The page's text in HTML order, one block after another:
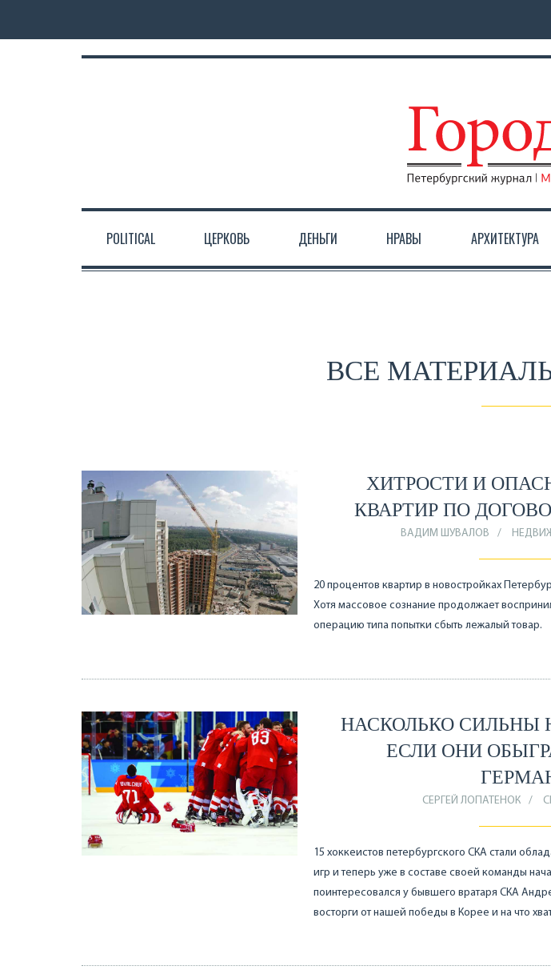
POLITICAL ЦЕРКОВЬ ДЕНЬГИ НРАВЫ АРХИТЕКТУРА
ВСЕ МАТЕРИАЛЫ
ХИТРОСТИ И
КВАРТИР ПО
ВАДИМ ШУВАЛОВ
20 процентов квартир в новостройках
Хотя массовое сознание продолжает
операцию типа попытки сбыть лежалый товар.
НАСКОЛЬКО СИЛЬНЫ
ЕСЛИ ОНИ
СЕРГЕЙ ЛОПАТЕНОК
15 хоккеистов петербургского СКА стали
игр и теперь уже в составе своей команды
поинтересовался у бывшего вратаря СКА
восторги от нашей победы в Корее и на что